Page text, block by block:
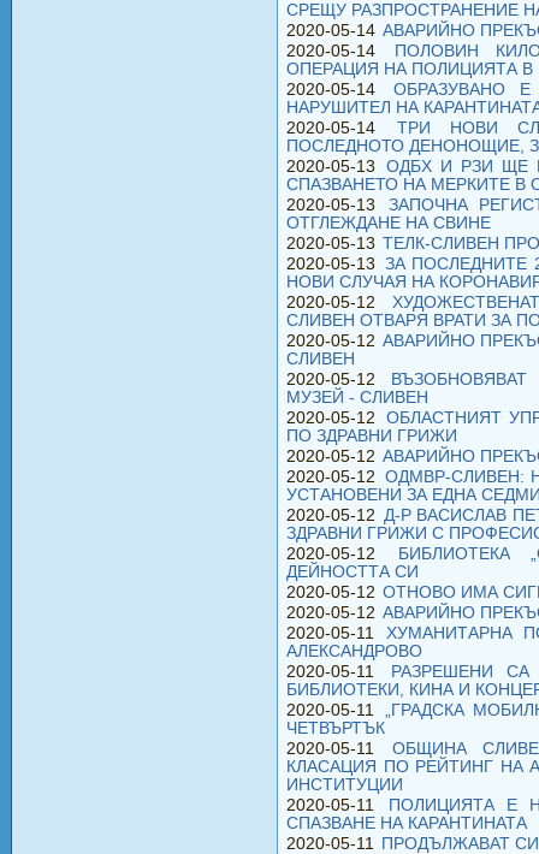
СРЕЩУ РАЗПРОСТРАНЕНИЕ
2020-05-14 АВАРИЙНО
2020-05-14
ПОЛОВИН
ОПЕРАЦИЯ НА ПОЛИЦИЯТА В
2020-05-14
ОБРАЗУВАНО
НАРУШИТЕЛ НА
2020-05-14
ТРИ НОВИ
ПОСЛЕДНОТО ДЕНОНОЩИЕ,
2020-05-13
ОДБХ И РЗИ ЩЕ
СПАЗВАНЕТО НА МЕРКИТЕ В
2020-05-13
ЗАПОЧНА
ОТГЛЕЖДАНЕ НА СВИНЕ
2020-05-13 ТЕЛК-СЛИВЕН
2020-05-13 ЗА ПОСЛЕДНИТЕ
НОВИ СЛУЧАЯ НА
2020-05-12
СЛИВЕН ОТВАРЯ ВРАТИ ЗА
2020-05-12 АВАРИЙНО
СЛИВЕН
2020-05-12
МУЗЕЙ - СЛИВЕН
2020-05-12
ОБЛАСТНИЯТ
ПО ЗДРАВНИ ГРИЖИ
2020-05-12 АВАРИЙНО
2020-05-12 ОДМВР-СЛИВЕН:
УСТАНОВЕНИ ЗА ЕДНА
2020-05-12 Д-Р ВАСИСЛАВ
ЗДРАВНИ ГРИЖИ С
2020-05-12
БИБЛИОТЕКА
ДЕЙНОСТТА СИ
2020-05-12 ОТНОВО ИМА
2020-05-12 АВАРИЙНО
2020-05-11
ХУМАНИТАРНА
АЛЕКСАНДРОВО
2020-05-11
РАЗРЕШЕНИ
БИБЛИОТЕКИ, КИНА И
2020-05-11 „ГРАДСКА
ЧЕТВЪРТЪК
2020-05-11
ОБЩИНА
КЛАСАЦИЯ ПО РЕЙТИНГ НА
ИНСТИТУЦИИ
2020-05-11
ПОЛИЦИЯТА Е
СПАЗВАНЕ НА КАРАНТИНАТА
2020-05-11 ПРОДЪЛЖАВАТ